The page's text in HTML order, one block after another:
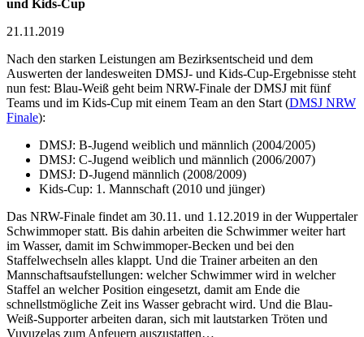
und Kids-Cup
21.11.2019
Nach den starken Leistungen am Bezirksentscheid und dem
Auswerten der landesweiten DMSJ- und Kids-Cup-Ergebnisse steht
nun fest: Blau-Weiß geht beim NRW-Finale der DMSJ mit fünf
Teams und im Kids-Cup mit einem Team an den Start (DMSJ NRW
Finale):
DMSJ: B-Jugend weiblich und männlich (2004/2005)
DMSJ: C-Jugend weiblich und männlich (2006/2007)
DMSJ: D-Jugend männlich (2008/2009)
Kids-Cup: 1. Mannschaft (2010 und jünger)
Das NRW-Finale findet am 30.11. und 1.12.2019 in der Wuppertaler
Schwimmoper statt. Bis dahin arbeiten die Schwimmer weiter hart
im Wasser, damit im Schwimmoper-Becken und bei den
Staffelwechseln alles klappt. Und die Trainer arbeiten an den
Mannschaftsaufstellungen: welcher Schwimmer wird in welcher
Staffel an welcher Position eingesetzt, damit am Ende die
schnellstmögliche Zeit ins Wasser gebracht wird. Und die Blau-
Weiß-Supporter arbeiten daran, sich mit lautstarken Tröten und
Vuvuzelas zum Anfeuern auszustatten…